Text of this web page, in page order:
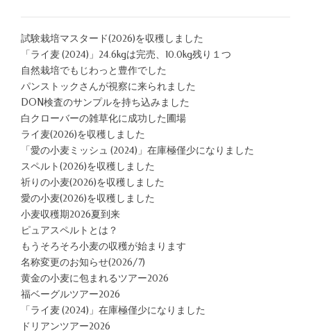
試験栽培マスタード(2026)を収穫しました
「ライ麦 (2024)」24.6kgは完売、10.0kg残り１つ
自然栽培でもじわっと豊作でした
パンストックさんが視察に来られました
DON検査のサンプルを持ち込みました
白クローバーの雑草化に成功した圃場
ライ麦(2026)を収穫しました
「愛の小麦ミッシュ (2024)」在庫極僅少になりました
スペルト(2026)を収穫しました
祈りの小麦(2026)を収穫しました
愛の小麦(2026)を収穫しました
小麦収穫期2026夏到来
ピュアスペルトとは？
もうそろそろ小麦の収穫が始まります
名称変更のお知らせ(2026/7)
黄金の小麦に包まれるツアー2026
福ベーグルツアー2026
「ライ麦 (2024)」在庫極僅少になりました
ドリアンツアー2026